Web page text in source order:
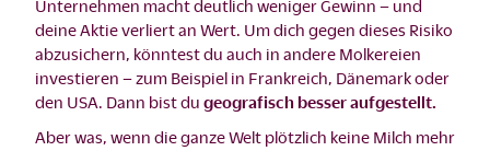
Unternehmen macht deutlich weniger Gewinn – und
deine Aktie verliert an Wert. Um dich gegen dieses Risiko
abzusichern, könntest du auch in andere Molkereien
investieren – zum Beispiel in Frankreich, Dänemark oder
den USA. Dann bist du geografisch besser aufgestellt.
Aber was, wenn die ganze Welt plötzlich keine Milch mehr